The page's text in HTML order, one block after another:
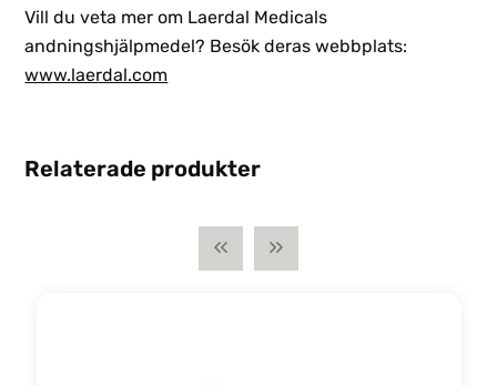
Vill du veta mer om Laerdal Medicals
andningshjälpmedel? Besök deras webbplats:
www.laerdal.com
Relaterade produkter